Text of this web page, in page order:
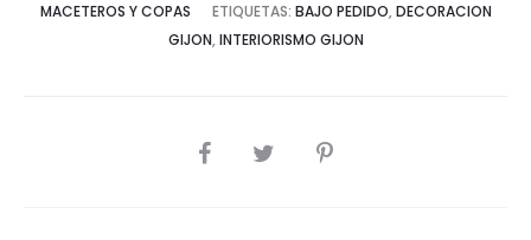
MACETEROS Y COPAS
ETIQUETAS: BAJO PEDIDO, DECORACION
GIJON, INTERIORISMO GIJON
COMPARTIR